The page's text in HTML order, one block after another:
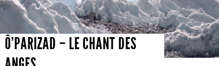
Ô’PARIZAD – LE CHANT DES